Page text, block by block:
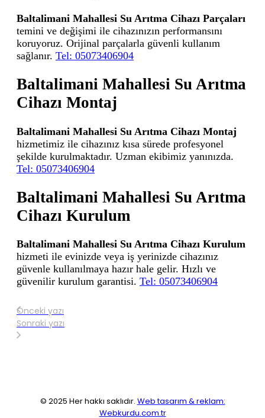
Baltalimani Mahallesi Su Arıtma Cihazı Parçaları
temini ve değişimi ile cihazınızın performansını
koruyoruz. Orijinal parçalarla güvenli kullanım
sağlanır. Tel: 05073406904
Baltalimani Mahallesi Su Arıtma
Cihazı Montaj
Baltalimani Mahallesi Su Arıtma Cihazı Montaj
hizmetimiz ile cihazınız kısa sürede profesyonel
şekilde kurulmaktadır. Uzman ekibimiz yanınızda.
Tel: 05073406904
Baltalimani Mahallesi Su Arıtma
Cihazı Kurulum
Baltalimani Mahallesi Su Arıtma Cihazı Kurulum
hizmeti ile evinizde veya iş yerinizde cihazınız
güvenle kullanılmaya hazır hale gelir. Hızlı ve
güvenilir kurulum garantisi. Tel: 05073406904
Önceki yazı
Sonraki yazı
© 2025 Her hakkı saklıdır. Web tasarım & reklam:
Webkurdu.com.tr